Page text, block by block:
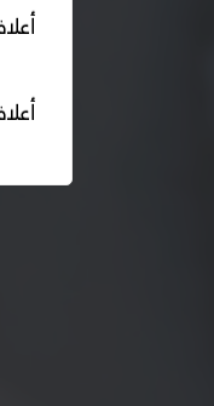
علف دواجن بياض محبب